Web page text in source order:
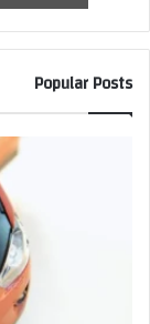
Popular Posts